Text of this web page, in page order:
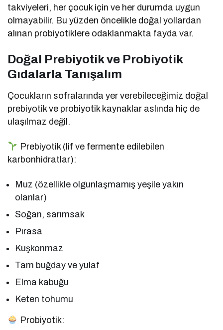
takviyeleri, her çocuk için ve her durumda uygun
olmayabilir. Bu yüzden öncelikle doğal yollardan
alınan probiyotiklere odaklanmakta fayda var.
Doğal Prebiyotik ve Probiyotik
Gıdalarla Tanışalım
Çocukların sofralarında yer verebileceğimiz doğal
prebiyotik ve probiyotik kaynaklar aslında hiç de
ulaşılmaz değil.
Prebiyotik (lif ve fermente edilebilen
karbonhidratlar):
Muz (özellikle olgunlaşmamış yeşile yakın
olanlar)
Soğan, sarımsak
Pırasa
Kuşkonmaz
Tam buğday ve yulaf
Elma kabuğu
Keten tohumu
Probiyotik: